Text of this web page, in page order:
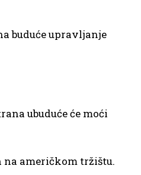
buduće upravljanje
ubuduće će moći
američkom tržištu.